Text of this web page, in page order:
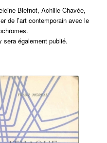
Biefnot, Achille Chavée,
de l’art contemporain avec le
sera également publié.